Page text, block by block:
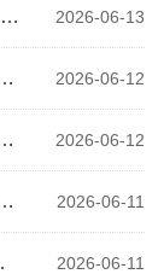
2026-06-13
2026-06-12
2026-06-12
2026-06-11
2026-06-11